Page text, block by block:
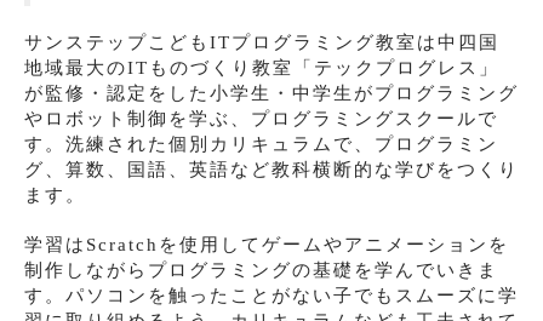
サンステップこどもITプログラミング教室は中四国
地域最大のITものづくり教室「テックプログレス」
が監修・認定をした小学生・中学生がプログラミング
やロボット制御を学ぶ、プログラミングスクールで
す。洗練された個別カリキュラムで、プログラミン
グ、算数、国語、英語など教科横断的な学びをつくり
ます。
学習はScratchを使用してゲームやアニメーションを
制作しながらプログラミングの基礎を学んでいきま
す。パソコンを触ったことがない子でもスムーズに学